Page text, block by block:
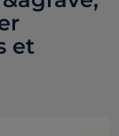
et